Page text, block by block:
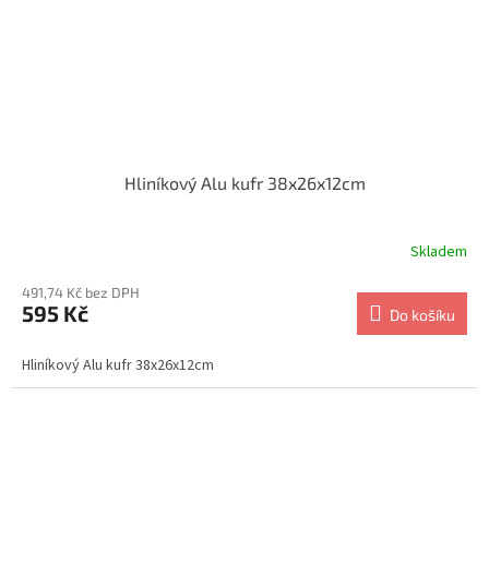
Hliníkový Alu kufr 38x26x12cm
Skladem
491,74 Kč bez DPH
595 Kč Do košíku
Hliníkový Alu kufr 38x26x12cm